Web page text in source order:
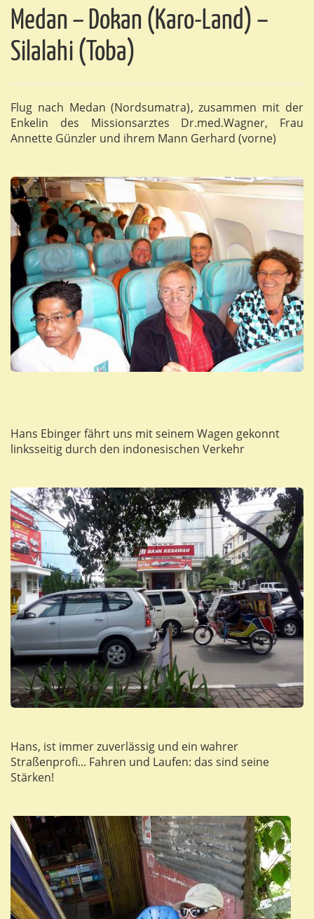
Medan – Dokan (Karo-Land) –
Silalahi (Toba)
Flug nach Medan (Nordsumatra), zusammen mit der
Enkelin des Missionsarztes Dr.med.Wagner, Frau
Annette Günzler und ihrem Mann Gerhard (vorne)
Hans Ebinger fährt uns mit seinem Wagen gekonnt
linksseitig durch den indonesischen Verkehr
Hans, ist immer zuverlässig und ein wahrer
Straßenprofi... Fahren und Laufen: das sind seine
Stärken!